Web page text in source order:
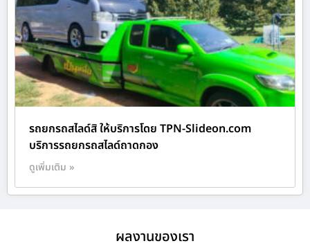
รถยกรถสไลด์สิ ให้บริการโดย TPN-Slideon.com
บริการรถยกรถสไลด์ถาดกอง
ดูเพิ่มเติม »
ผลงานของเรา